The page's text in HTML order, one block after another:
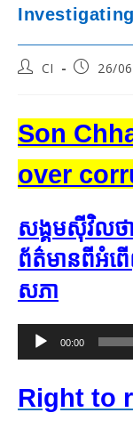
PostCI
Post26/
Son
over
សង្គម​ស៊ីវិល​ថា​
ព័ត៌មាន​ពី​អំព
សភា
Audio
Player
00:00
Right to